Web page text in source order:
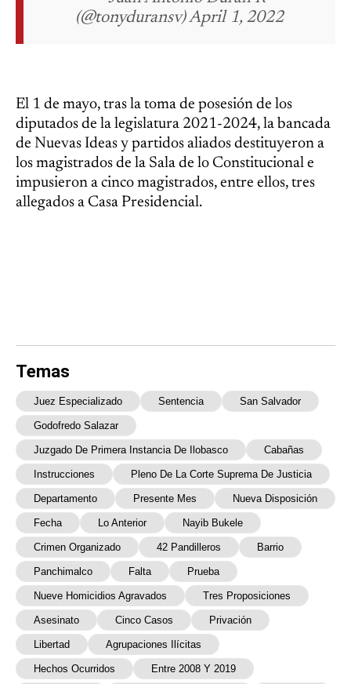
(@tonyduransv) April 1, 2022
El 1 de mayo, tras la toma de posesión de los
diputados de la legislatura 2021-2024, la bancada
de Nuevas Ideas y partidos aliados destituyeron a
los magistrados de la Sala de lo Constitucional e
impusieron a cinco magistrados, entre ellos, tres
allegados a Casa Presidencial.
Temas
Juez Especializado Sentencia San Salvador
Godofredo Salazar
Juzgado De Primera Instancia De Ilobasco Cabañas
Instrucciones Pleno De La Corte Suprema De Justicia
Departamento Presente Mes Nueva Disposición
Fecha Lo Anterior Nayib Bukele
Crimen Organizado 42 Pandilleros Barrio
Panchimalco Falta Prueba
Nueve Homicidios Agravados Tres Proposiciones
Asesinato Cinco Casos Privación
Libertad Agrupaciones Ilícitas
Hechos Ocurridos Entre 2008 Y 2019